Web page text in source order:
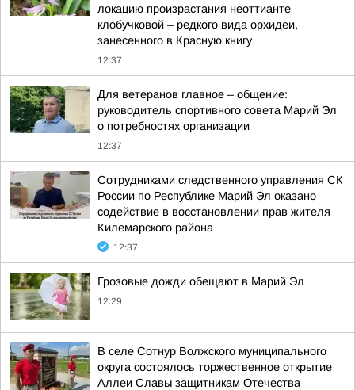
локацию произрастания неоттианте
клобучковой – редкого вида орхидеи,
занесенного в Красную книгу
12:37
Для ветеранов главное – общение:
руководитель спортивного совета Марий Эл
о потребностях организации
12:37
Сотрудниками следственного управления СК
России по Республике Марий Эл оказано
содействие в восстановлении прав жителя
Килемарского района
12:37
Грозовые дожди обещают в Марий Эл
12:29
В селе Сотнур Волжского муниципального
округа состоялось торжественное открытие
Аллеи Славы защитникам Отечества